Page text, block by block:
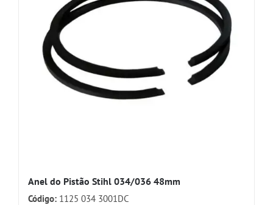
Anel do Pistão Stihl 034/036 48mm
Código: 1125 034 3001DC